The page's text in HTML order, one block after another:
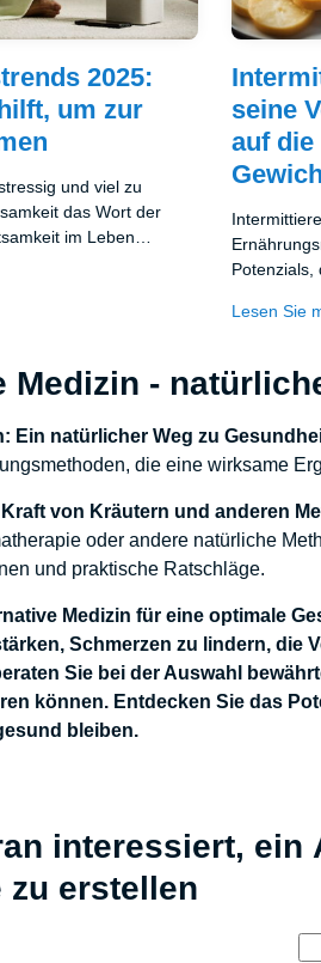
2025:
um zur
und viel zu
das Wort der
im Leben
und Jetzt zu leben.
seine
auf die
Potenzials,
auch um
Lesen Sie
Medizin -
Ein natürlicher Weg zu
die eine wirksame
von Kräutern und anderen
oder andere natürliche
und praktische Ratschläge.
Medizin für eine optimale
Schmerzen zu lindern,
Sie bei der Auswahl
können. Entdecken Sie das
bleiben.
interessiert, ein
zu erstellen